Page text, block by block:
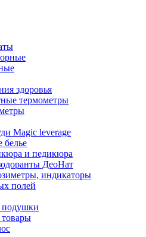
здоровья
термометры
Magic leverage
белье
и педикюра
ДеоНат
индикаторы
полей
подушки